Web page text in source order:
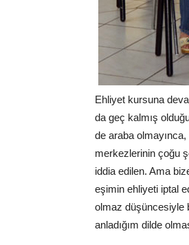
Ehliyet kursuna
da geç kalmış
de araba olmayınca,
merkezlerinin çoğu
iddia edilen. Ama
eşimin ehliyeti iptal
olmaz düşüncesiyle
anladığım dilde